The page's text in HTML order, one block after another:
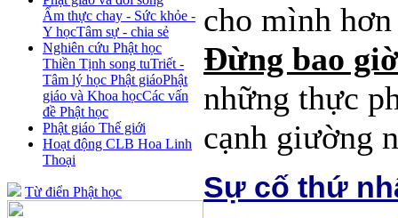
Ẩm thực chay - Sức khỏe -
Y họcTâm sự - chia sẻ
Nghiên cứu Phật học
Thiền Tịnh song tuTriết -
Tâm lý học Phật giáoPhật
giáo và Khoa họcCác vấn
đề Phật học
Phật giáo Thế giới
Hoạt động CLB Hoa Linh
Thoại
Từ điển Phật học
cho mình
Đừng bao giờ
những thực
cạnh giường
Sự cố thứ